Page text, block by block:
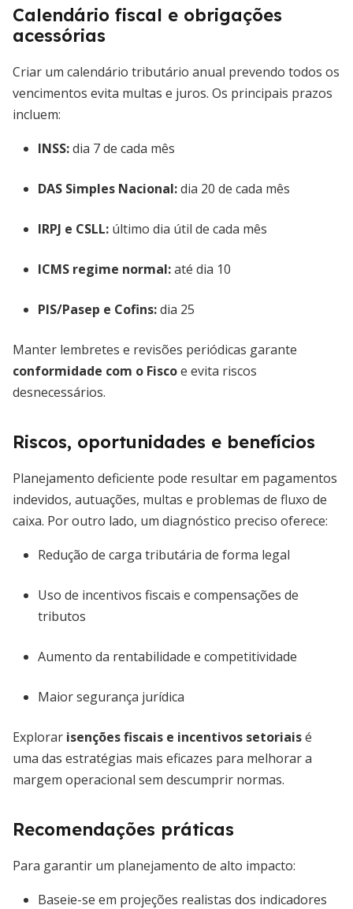
Calendário fiscal e obrigações
acessórias
Criar um calendário tributário anual prevendo todos os
vencimentos evita multas e juros. Os principais prazos
incluem:
INSS:dia 7 de cada mês
DAS Simples Nacional:dia 20 de cada mês
IRPJ e CSLL: último dia útil de cada mês
ICMS regime normal:até dia 10
PIS/Pasep e Cofins:dia 25
Manter lembretes e revisões periódicas garante
conformidade com o Fiscoe evita riscos
desnecessários.
Riscos, oportunidades e benefícios
Planejamento deficiente pode resultar em pagamentos
indevidos, autuações, multas e problemas de fluxo de
caixa. Por outro lado, um diagnóstico preciso oferece:
Redução de carga tributária de forma legal
Uso de incentivos fiscais e compensações de
tributos
Aumento da rentabilidade e competitividade
Maior segurança jurídica
Explorar isenções fiscais e incentivos setoriaisé
uma das estratégias mais eficazes para melhorar a
margem operacional sem descumprir normas.
Recomendações práticas
Para garantir um planejamento de alto impacto:
Baseie-se em projeções realistas dos indicadores